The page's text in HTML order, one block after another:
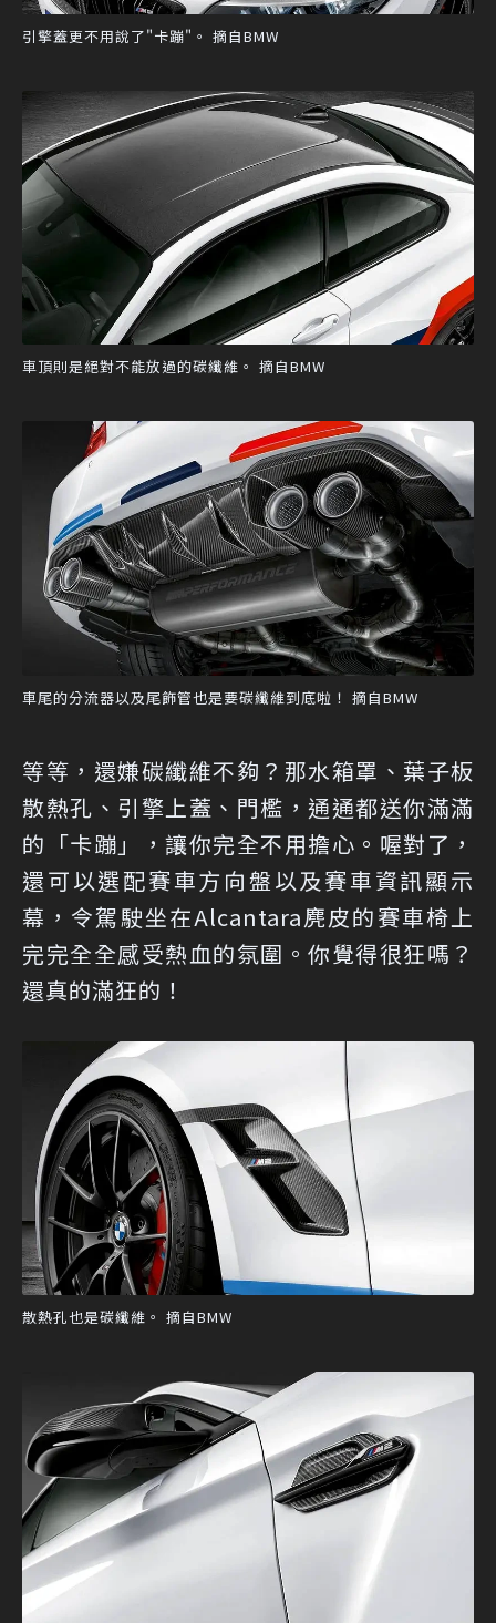
引擎蓋更不用說了"卡蹦"。 摘自BMW
車頂則是絕對不能放過的碳纖維。 摘自BMW
車尾的分流器以及尾飾管也是要碳纖維到底啦！ 摘自BMW
等等，還嫌碳纖維不夠？那水箱罩、葉子板
散熱孔、引擎上蓋、門檻，通通都送你滿滿
的「卡蹦」，讓你完全不用擔心。喔對了，
還可以選配賽車方向盤以及賽車資訊顯示
幕，令駕駛坐在Alcantara麂皮的賽車椅上
完完全全感受熱血的氛圍。你覺得很狂嗎？
還真的滿狂的！
散熱孔也是碳纖維。 摘自BMW